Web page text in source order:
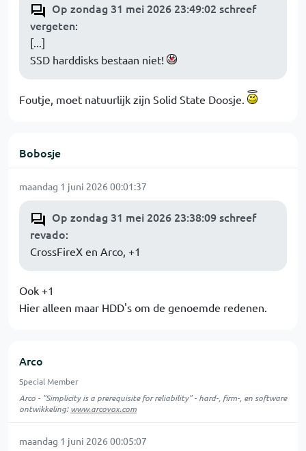
Op zondag 31 mei 2026 23:49:02 schreef
vergeten:
[...]
SSD harddisks bestaan niet!
Foutje, moet natuurlijk zijn Solid State Doosje.
Bobosje
maandag 1 juni 2026 00:01:37
Op zondag 31 mei 2026 23:38:09 schreef
revado:
CrossFireX en Arco, +1
Ook +1
Hier alleen maar HDD's om de genoemde redenen.
Arco
Special Member
Arco - "Simplicity is a prerequisite for reliability" - hard-, firm-, en software
ontwikkeling:www.arcovox.com
maandag 1 juni 2026 00:05:07